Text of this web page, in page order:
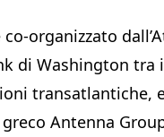
organizzato
di Washington tra
transatlantiche,
Antenna